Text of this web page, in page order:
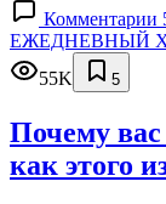
Комментарии
ЕЖЕДНЕВНЫЙ
55K
5
Почему
как этого